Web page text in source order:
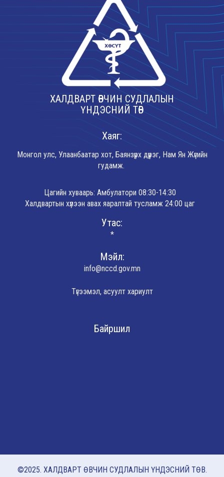
ХАЛДВАРТ ӨВЧИН СУДЛАЛЫН
ҮНДЭСНИЙ ТӨВ
Хаяг:
Монгол улс, Улаанбаатар хот, Баянзүрх дүүрэг, Нам Ян Жүгийн
гудамж.
Цагийн хуваарь: Амбулатори 08:30-14:30
Халдвартын хүлээн авах яаралтай тусламж 24:00 цаг
Утас:
*
Мэйл:
info@nccd.gov.mn
Түгээмэл, асуулт хариулт
Байршил
©2025. ХАЛДВАРТ ӨВЧИН СУДЛАЛЫН ҮНДЭСНИЙ ТӨВ.